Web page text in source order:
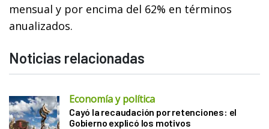
mensual y por encima del 62% en términos
anualizados.
Noticias relacionadas
Economía y política
Cayó la recaudación por retenciones: el
Gobierno explicó los motivos